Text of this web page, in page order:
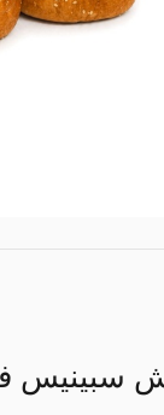
سبينيس